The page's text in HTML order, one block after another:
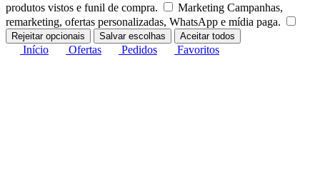
produtos vistos e funil de compra.
Marketing Campanhas,
remarketing, ofertas personalizadas, WhatsApp e mídia paga.
Rejeitar opcionais Salvar escolhas Aceitar todos
Início Ofertas Pedidos Favoritos